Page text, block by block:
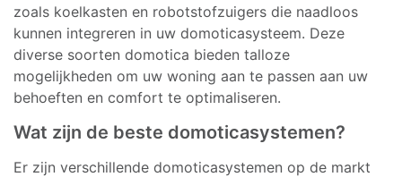
zoals koelkasten en robotstofzuigers die naadloos
kunnen integreren in uw domoticasysteem. Deze
diverse soorten domotica bieden talloze
mogelijkheden om uw woning aan te passen aan uw
behoeften en comfort te optimaliseren.
Wat zijn de beste domoticasystemen?
Er zijn verschillende domoticasystemen op de markt